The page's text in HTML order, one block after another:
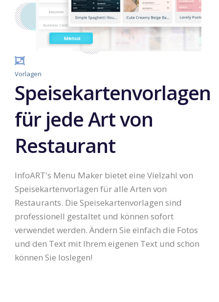
Vorlagen
Speisekartenvorlagen
für jede Art von
Restaurant
InfoART's Menu Maker bietet eine Vielzahl von
Speisekartenvorlagen für alle Arten von
Restaurants. Die Speisekartenvorlagen sind
professionell gestaltet und können sofort
verwendet werden. Ändern Sie einfach die Fotos
und den Text mit Ihrem eigenen Text und schon
können Sie loslegen!